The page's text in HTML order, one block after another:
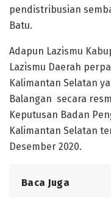
pendistribusian
Batu.
Adapun Lazismu
Lazismu Daerah
Kalimantan Selatan
Balangan secara
Keputusan Badan
Kalimantan Selatan
Desember 2020.
Baca Juga